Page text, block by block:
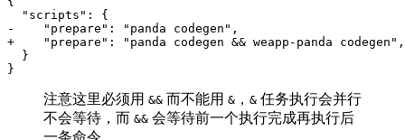
注意这里必须用 && 而不能用 & ， & 任务执行会并行
不会等待，而 && 会等待前一个执行完成再执行后